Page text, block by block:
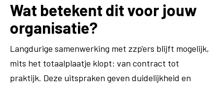
Wat betekent dit voor jouw
organisatie?
Langdurige samenwerking met zzp'ers blijft mogelijk,
mits het totaalplaatje klopt: van contract tot
praktijk. Deze uitspraken geven duidelijkheid en